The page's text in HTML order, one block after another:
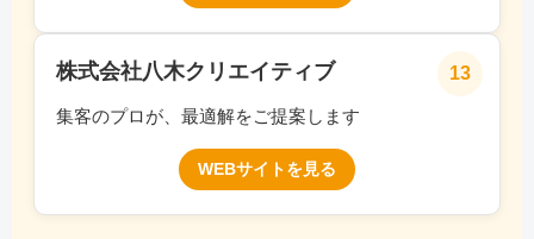
13
株式会社八木クリエイティブ
集客のプロが、最適解をご提案します
WEBサイトを見る